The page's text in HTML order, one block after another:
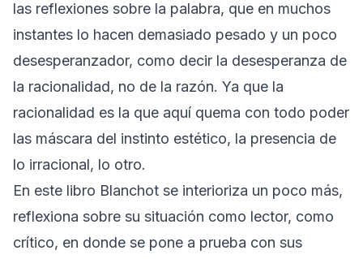
las reflexiones sobre la palabra, que en muchos
instantes lo hacen demasiado pesado y un poco
desesperanzador, como decir la desesperanza de
la racionalidad, no de la razón. Ya que la
racionalidad es la que aquí quema con todo poder
las máscara del instinto estético, la presencia de
lo irracional, lo otro.
En este libro Blanchot se interioriza un poco más,
reflexiona sobre su situación como lector, como
crítico, en donde se pone a prueba con sus